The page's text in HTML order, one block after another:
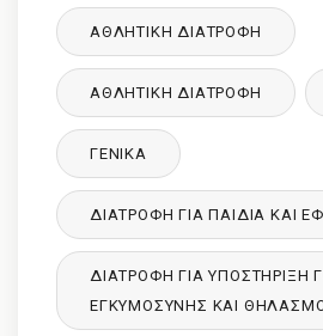
ΑΘΛΗΤΙΚΉ ΔΙΑΤΡΟΦΉ
ΑΘΛΗΤΙΚΉ ΔΙΑΤΡΟΦΉ
ΓΕΝΙΚΆ
ΔΙΑΤΡΟΦΉ ΓΙΑ ΠΑΙΔΙΆ ΚΑΙ
ΔΙΑΤΡΟΦΉ ΓΙΑ ΥΠΟΣΤΉΡΙΞΗ
ΕΓΚΥΜΟΣΎΝΗΣ ΚΑΙ